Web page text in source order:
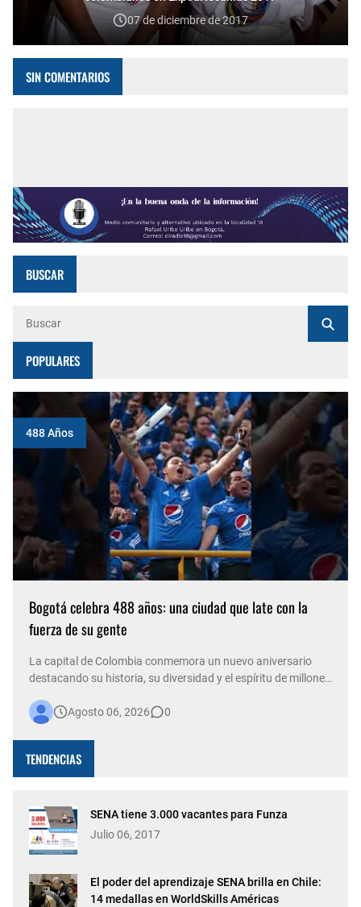
07 de diciembre de 2017
SIN COMENTARIOS
BUSCAR
POPULARES
488 Años
Bogotá celebra 488 años: una ciudad que late con la
fuerza de su gente
La capital de Colombia conmemora un nuevo aniversario
destacando su historia, su diversidad y el espíritu de millones
construyen cada día una ciudad más viva. Bogotá está de
Agosto 06, 2026 0
TENDENCIAS
SENA tiene 3.000 vacantes para Funza
Julio 06, 2017
El poder del aprendizaje SENA brilla en Chile:
14 medallas en WorldSkills Américas